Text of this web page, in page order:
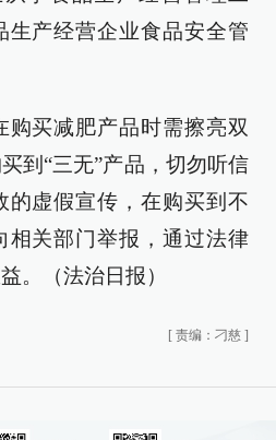
生产经营企业食品安全管
购买减肥产品时需擦亮双
到“三无”产品，切勿听信
的虚假宣传，在购买到不
相关部门举报，通过法律
。（法治日报）
[ 责编：刁慈 ]